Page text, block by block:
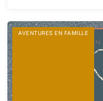
AVENTURES EN FAMILLE